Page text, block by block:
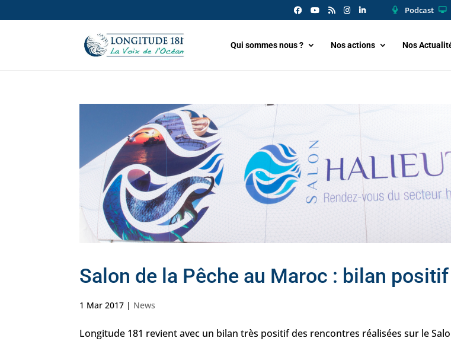
Podcast
Qui sommes nous ? Nos actions Nos
Salon de la Pêche au Maroc : bilan positif
1 Mar 2017 | News
Longitude 181 revient avec un bilan très positif des rencontres réalisées sur le